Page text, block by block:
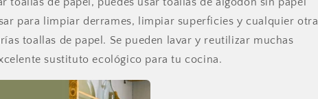
para limpiar derrames, limpiar superficies y cualquier otra
toallas de papel. Se pueden lavar y reutilizar muchas
sustituto ecológico para tu cocina.